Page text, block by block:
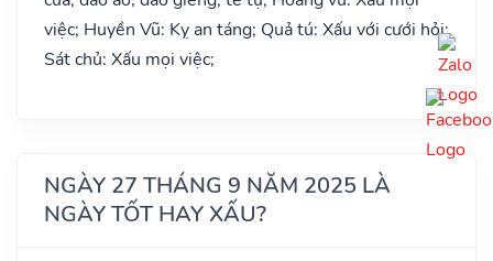
việc; Huyền Vũ: Kỵ an táng; Quả tú: Xấu với cưới hỏi;
Sát chủ: Xấu mọi việc;
NGÀY 27 THÁNG 9 NĂM 2025 LÀ
NGÀY TỐT HAY XẤU?